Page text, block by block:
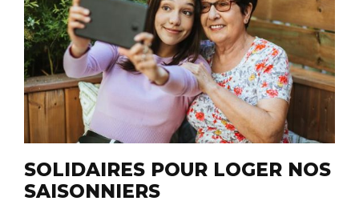
SOLIDAIRES POUR LOGER NOS
SAISONNIERS